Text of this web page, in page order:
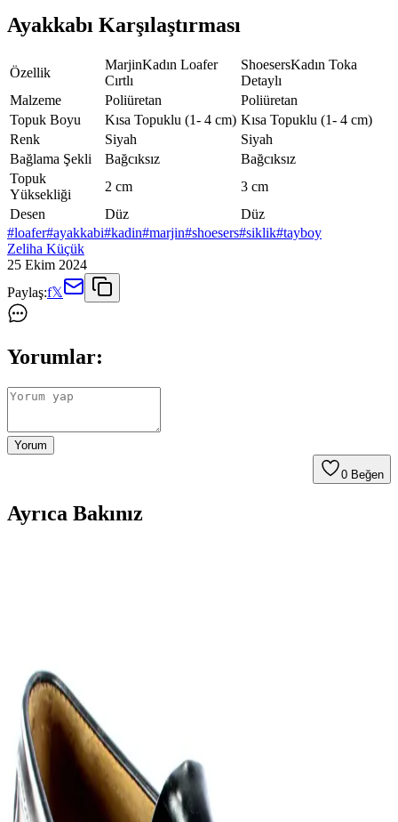
Ayakkabı Karşılaştırması
Özellik
MarjinKadın Loafer
Cırtlı
ShoesersKadın Toka
Detaylı
Malzeme
Poliüretan
Poliüretan
Topuk Boyu
Kısa Topuklu (1- 4 cm) Kısa Topuklu (1- 4 cm)
Renk
Siyah
Siyah
Bağlama Şekli
Bağcıksız
Bağcıksız
Topuk
Yüksekliği
2 cm
3 cm
Desen
Düz
Düz
#loafer#ayakkabi#kadin#marjin#shoesers#siklik#tayboy
Zeliha Küçük
25 Ekim 2024
Paylaş:f𝕏
Yorumlar:
Yorum
0 Beğen
Ayrıca Bakınız
detaylandırılır.
Beyaz Spor Ayakkabılar Dışında Yazlık Erkek
Ayakkabılarında Renk ve Model Alternatifleri
Yazlık erkek ayakkabılarında beyaz spor ayakkabılar dışındaki
lacivert, kahverengi, süet loaferlar, boat shoes, espadriller ve kanvas
sneakerlar konfor ve şıklık sunar. Nefes alabilen malzemeler tercih
edilmelidir.